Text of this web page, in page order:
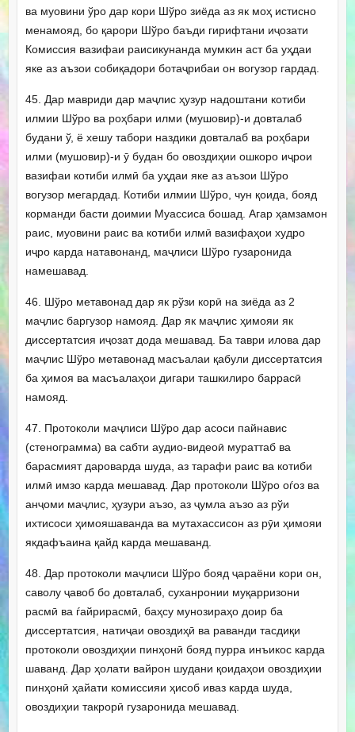
ва муовини ўро дар кори Шўро зиёда аз як моҳ истисно
менамояд, бо қарори Шўро баъди гирифтани иҷозати
Комиссия вазифаи раисикунанда мумкин аст ба уҳдаи
яке аз аъзои собиқадори ботаҷрибаи он вогузор гардад.
45. Дар мавриди дар маҷлис ҳузур надоштани котиби
илмии Шўро ва роҳбари илми (мушовир)-и довталаб
будани ў, ё хешу табори наздики довталаб ва роҳбари
илми (мушовир)-и ӯ будан бо овоздиҳии ошкоро иҷрои
вазифаи котиби илмӣ ба уҳдаи яке аз аъзои Шўро
вогузор мегардад. Котиби илмии Шўро, чун қоида, бояд
корманди басти доимии Муассиса бошад. Агар ҳамзамон
раис, муовини раис ва котиби илмӣ вазифаҳои худро
иҷро карда натавонанд, маҷлиси Шўро гузаронида
намешавад.
46. Шўро метавонад дар як рўзи корӣ на зиёда аз 2
маҷлис баргузор намояд. Дар як маҷлис ҳимояи як
диссертатсия иҷозат дода мешавад. Ба таври илова дар
маҷлис Шўро метавонад масъалаи қабули диссертатсия
ба ҳимоя ва масъалаҳои дигари ташкилиро баррасӣ
намояд.
47. Протоколи маҷлиси Шўро дар асоси пайнавис
(стенограмма) ва сабти аудио-видеоӣ мураттаб ва
барасмият дароварда шуда, аз тарафи раис ва котиби
илмӣ имзо карда мешавад. Дар протоколи Шўро оѓоз ва
анҷоми маҷлис, ҳузури аъзо, аз ҷумла аъзо аз рўи
ихтисоси ҳимояшаванда ва мутахассисон аз рӯи ҳимояи
якдафъаина қайд карда мешаванд.
48. Дар протоколи маҷлиси Шўро бояд ҷараёни кори он,
саволу ҷавоб бо довталаб, суханронии муқарризони
расмӣ ва ѓайрирасмӣ, баҳсу мунозираҳо доир ба
диссертатсия, натиҷаи овоздиҳӣ ва раванди тасдиқи
протоколи овоздиҳии пинҳонӣ бояд пурра инъикос карда
шаванд. Дар ҳолати вайрон шудани қоидаҳои овоздиҳии
пинҳонӣ ҳайати комиссияи ҳисоб иваз карда шуда,
овоздиҳии такрорӣ гузаронида мешавад.